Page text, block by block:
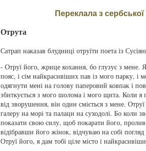
Переклала з
Отрута
Сатрап наказав блудниці отруїти поета із
- Отруї його, жрице кохання, бо глузує з мене.
пояс, і сім найкрасивіших пав із мого парку, і
одягнути мені на голову паперовий ковпак і
збиткується з мого шолома і мого щита. Коли
від зворушення, він один сміється з мене.
галеру на морі та палаци на суходолі. Бо коли
показати свою силу, щоб покарати його,
відібравши його жінок, відчуваю на собі
Отруї його, я дам тобі ціле місто і